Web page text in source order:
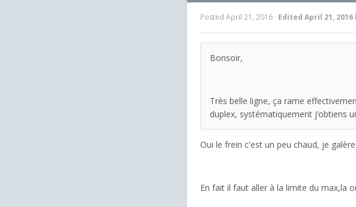
Posted April 21, 2016 · Edited April 21, 2016
Bonsoir,
Très belle ligne, ça rame
duplex, systématiquement j’obtiens
Oui le frein c'est un peu chaud, je
En fait il faut aller à la limite du max,la